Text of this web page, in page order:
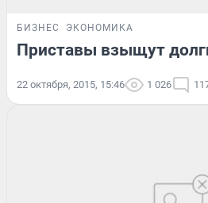
БИЗНЕС ЭКОНОМИКА
Приставы взыщут
22 октября, 2015, 15:46 1 026